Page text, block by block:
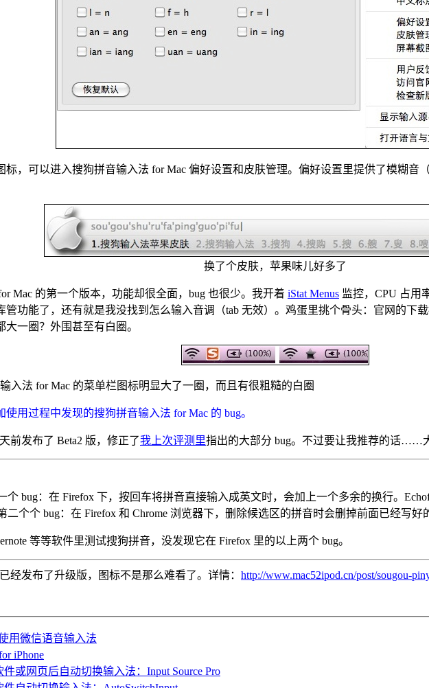
，可以进入搜狗拼音输入法 for Mac 偏好设置和皮肤管理。偏好设置里提供了模糊音
换了个皮肤，苹果味儿好多了
Mac 的第一个版本，功能却很全面，bug 也很少。我开着 iStat Menus 监控，CPU 占用
功能了，还有就是我没找到怎么输入音调（tab 无效）。鸡蛋里挑个骨头：官网的下
一圈？外围甚至有白圈。
法 for Mac 的菜单栏图标明显大了一圈，而且有很粗糙的白圈
用过程中发现的搜狗拼音输入法 for Mac 的 bug。
前发布了 Beta2 版，修正了我上次评测里指出的大部分 bug。不过要让我推荐的话……
bug：在 Firefox 下，按回车将拼音直接输入成英文时，会加上一个多余的换行。
个个 bug：在 Firefox 和 Chrome 浏览器下，删除候选区的拼音时会删掉前面已经写好
等等软件里测试搜狗拼音，没发现它在 Firefox 里的以上两个 bug。
经发布了升级版，图标不是那么难看了。详情： http://www.mac52ipod.cn/post/sougou-
用微信语音输入法
iPhone
或网页后自动切换输入法：Input Source Pro